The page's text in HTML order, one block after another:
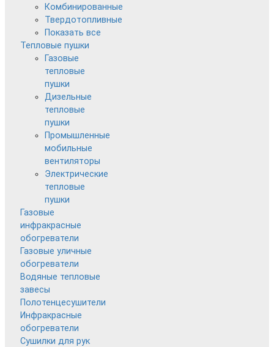
Комбинированные
Твердотопливные
Показать все
Тепловые пушки
Газовые
тепловые
пушки
Дизельные
тепловые
пушки
Промышленные
мобильные
вентиляторы
Электрические
тепловые
пушки
Газовые
инфракрасные
обогреватели
Газовые уличные
обогреватели
Водяные тепловые
завесы
Полотенцесушители
Инфракрасные
обогреватели
Сушилки для рук